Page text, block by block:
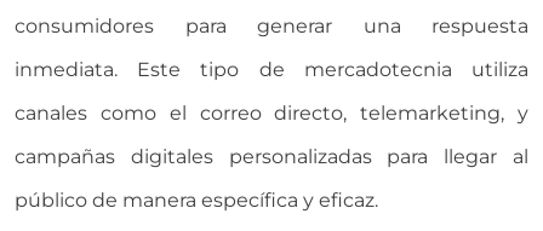
consumidores para generar una respuesta
inmediata. Este tipo de mercadotecnia utiliza
canales como el correo directo, telemarketing, y
campañas digitales personalizadas para llegar al
público de manera específica y eficaz.